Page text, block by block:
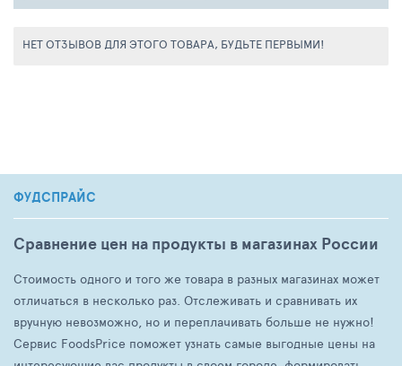
НЕТ ОТЗЫВОВ ДЛЯ ЭТОГО ТОВАРА, БУДЬТЕ ПЕРВЫМИ!
ФУДСПРАЙС
Сравнение цен на продукты в магазинах России
Стоимость одного и того же товара в разных магазинах может
отличаться в несколько раз. Отслеживать и сравнивать их
вручную невозможно, но и переплачивать больше не нужно!
Сервис FoodsPrice поможет узнать самые выгодные цены на